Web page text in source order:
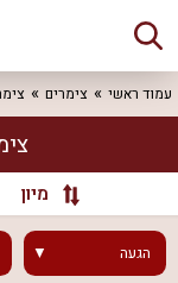
עמוד ראשי צימרים
מיון
הגעה